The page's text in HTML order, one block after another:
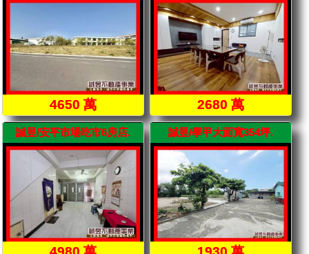
4650 萬 2680 萬
誠昱/安平市場吃市6房店. 誠昱/學甲大面寬354坪.